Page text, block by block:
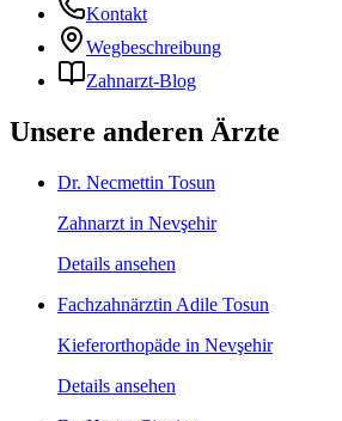
Kontakt
Wegbeschreibung
Zahnarzt-Blog
Unsere anderen Ärzte
Dr. Necmettin Tosun
Zahnarzt in Nevşehir
Details ansehen
Fachzahnärztin Adile Tosun
Kieferorthopäde in Nevşehir
Details ansehen